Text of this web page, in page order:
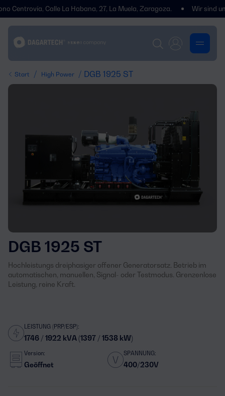
Calle La Habana, 27, La Muela, Zaragoza. Wir sind
Start / High Power / DGB 1925 ST
DGB 1925 ST
Hochleistungs dreiphasiger offener Generatorsatz. Betrieb im
automatischen, manuellen, Signal- oder Testmodus. Grenzenlose
Leistung, reine Kraft.
LEISTUNG (PRP/ESP):
1746 / 1922 kVA (1397 / 1538 kW)
Version:
Geöffnet
SPANNUNG:
400/230V